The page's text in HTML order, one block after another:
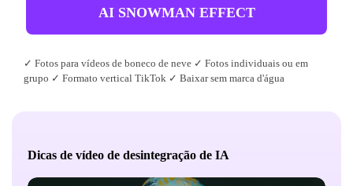
AI SNOWMAN EFFECT
✓ Fotos para vídeos de boneco de neve ✓ Fotos individuais ou em
grupo ✓ Formato vertical TikTok ✓ Baixar sem marca d'água
Dicas de vídeo de desintegração de IA